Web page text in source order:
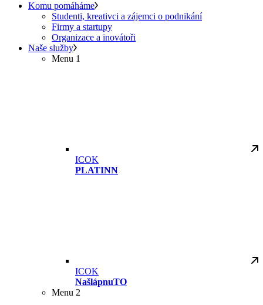
Komu pomáháme
Studenti, kreativci a zájemci o podnikání
Firmy a startupy
Organizace a inovátoři
Naše služby
Menu 1
ICOK
PLATINN
ICOK
NašlápnuTO
Menu 2